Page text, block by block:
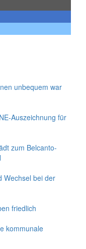
unbequem war
Auszeichnung für
zum Belcanto-
Wechsel bei der
friedlich
kommunale